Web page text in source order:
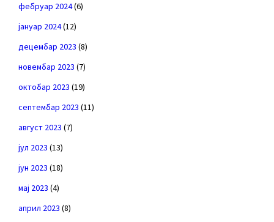
фебруар 2024(6)
јануар 2024(12)
децембар 2023 (8)
новембар 2023 (7)
октобар 2023 (19)
септембар 2023 (11)
август 2023 (7)
јул 2023 (13)
јун 2023 (18)
мај 2023 (4)
април 2023 (8)